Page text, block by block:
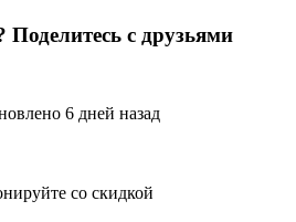
с друзьями
6 дней назад
со скидкой